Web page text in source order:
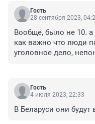
Гость
28 сентября 2023,
Вообще, было не 10.
как важно что люди
уголовное дело,
может он живее всех
паспортом( а их у
нибудь в Дубае и
Гость
4 июля 2023, 22:33
В Беларуси они будут